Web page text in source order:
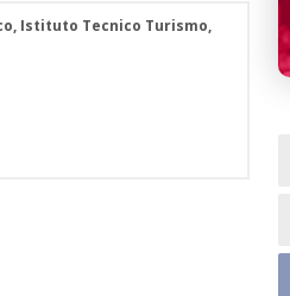
Istituto Tecnico Turismo,